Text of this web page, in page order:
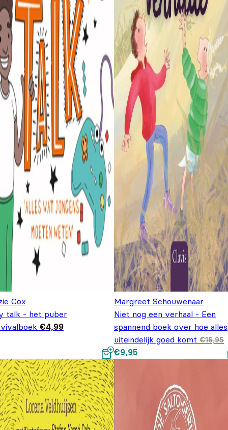
Cox
talk - het puber
€4,99
Margreet Schouwenaar
Niet nog een verhaal - Een
spannend boek over hoe alles
uiteindelijk goed komt €16,95
Oorspronkelijke prijs was:
€16,95.
€9,95